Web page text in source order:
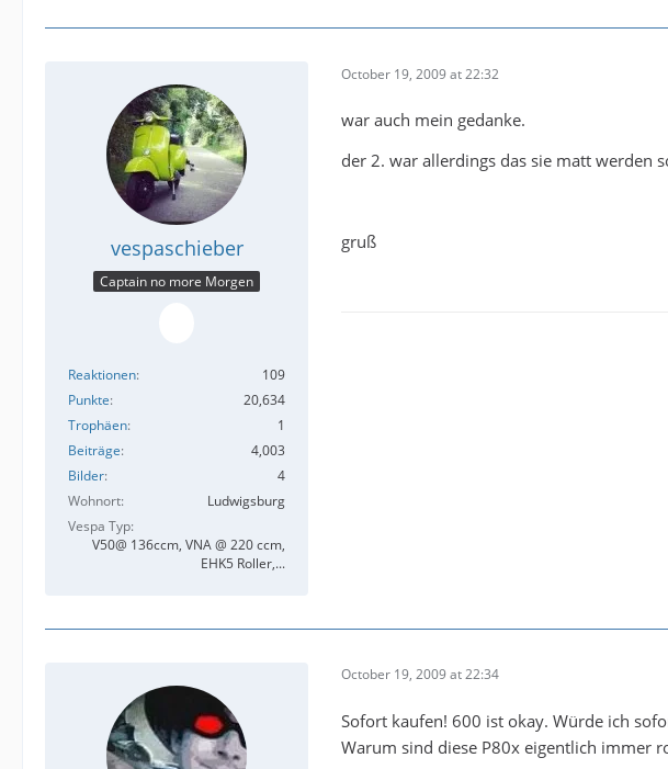
vespaschieber
Captain no more Morgen
Reaktionen
109
Punkte
20,634
Trophäen
1
Beiträge
4,003
Bilder
4
Wohnort
Ludwigsburg
Vespa Typ
V50@ 136ccm, VNA @ 220 ccm,
EHK5 Roller,...
October 19, 2009 at 22:32
war auch mein gedanke.
der 2. war allerdings das sie matt werden
gruß
October 19, 2009 at 22:34
Sofort kaufen! 600 ist okay. Würde ich
Warum sind diese P80x eigentlich immer